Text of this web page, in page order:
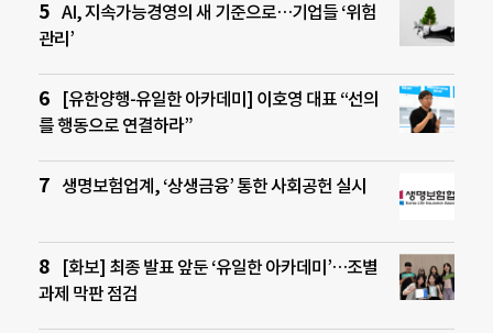
AI, 지속가능경영의 새 기준으로…기업들 ‘위험
관리’
[유한양행-유일한 아카데미] 이호영 대표 “선의
를 행동으로 연결하라”
생명보험업계, ‘상생금융’ 통한 사회공헌 실시
[화보] 최종 발표 앞둔 ‘유일한 아카데미’…조별
과제 막판 점검